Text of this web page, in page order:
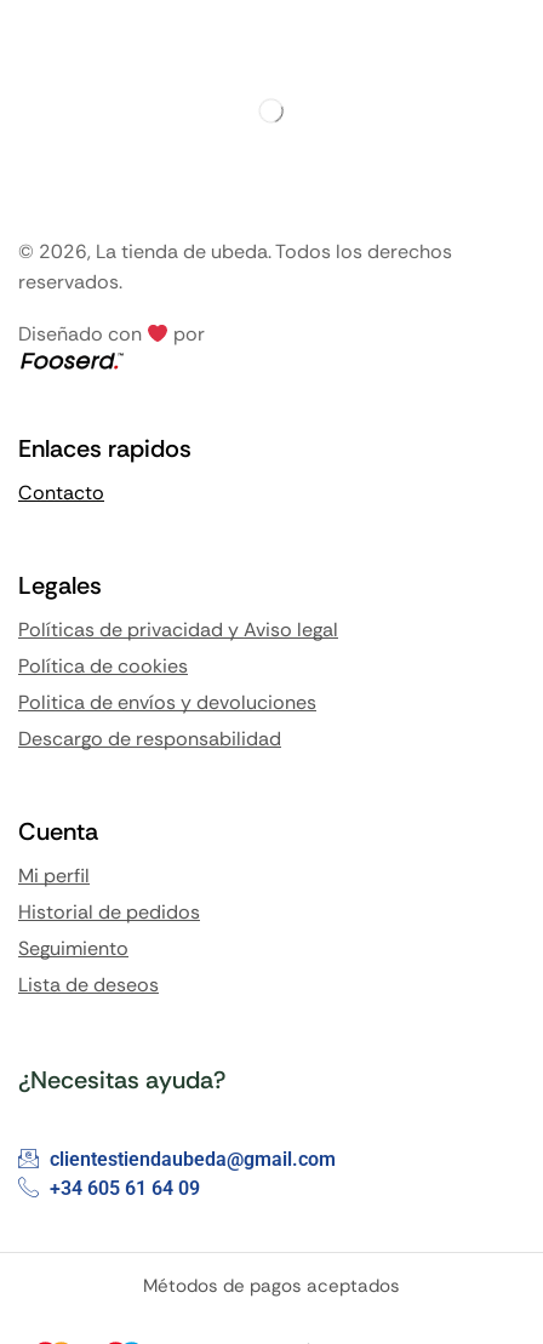
© 2026, La tienda de ubeda. Todos los derechos
reservados.
Diseñado con por
Enlaces rapidos
Contacto
Legales
Políticas de privacidad y Aviso legal
Política de cookies
Politica de envíos y devoluciones
Descargo de responsabilidad
Cuenta
Mi perfil
Historial de pedidos
Seguimiento
Lista de deseos
¿Necesitas ayuda?
clientestiendaubeda@gmail.com
+34 605 61 64 09
Métodos de pagos aceptados